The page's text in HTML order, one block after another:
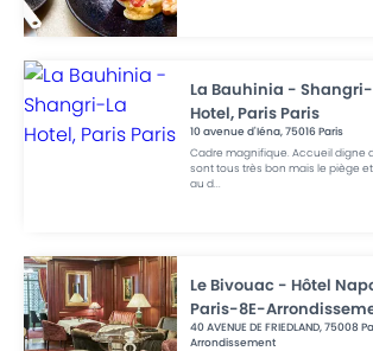
La Bauhinia -
Hotel, Paris Paris
10 avenue d'Iéna,75016Paris
Cadre magnifique. Accueil digne
sont tous très bon mais le piège
au d...
Le Bivouac - Hôtel
Paris-8E-
40 AVENUE DE FRIEDLAND,75008
Arrondissement